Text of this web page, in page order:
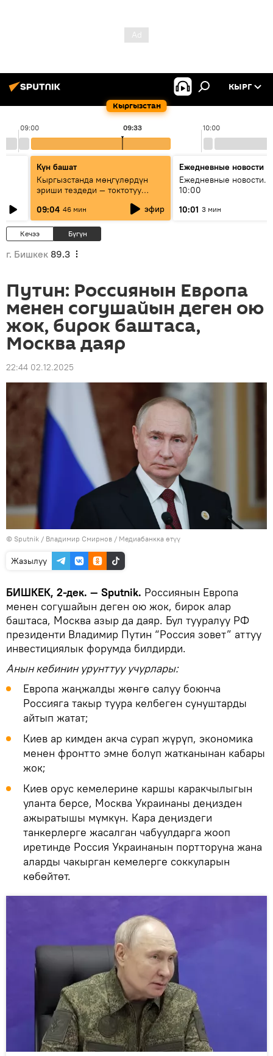
Кыргызстан
КЫРГ
09:00 10:00
09:33
Күн башат
Кыргызстанда мөңгүлөрдүн
эриши тездеди — токтотуу
09:04 46 мин эфир
Ежедневные новости
Ежедневные новости.
10:00
10:01 3 мин
Кечээ Бүгүн
г. Бишкек 89.3
Путин: Россиянын Европа
менен согушайын деген ою
жок, бирок баштаса,
Москва даяр
22:44 02.12.2025
© Sputnik / Владимир Смирнов / Медиабанкка өтүү
Жазылуу
БИШКЕК, 2-дек. — Sputnik. Россиянын Европа
менен согушайын деген ою жок, бирок алар
баштаса, Москва азыр да даяр. Бул тууралуу РФ
президенти Владимир Путин “Россия зовет” аттуу
инвестициялык форумда билдирди.
Анын кебинин урунттуу учурлары:
Европа жаңжалды жөнгө салуу боюнча
Россияга такыр туура келбеген сунуштарды
айтып жатат;
Киев ар кимден акча сурап жүрүп, экономика
менен фронтто эмне болуп жатканынан кабары
жок;
Киев орус кемелерине каршы каракчылыгын
уланта берсе, Москва Украинаны деңизден
ажыратышы мүмкүн. Кара деңиздеги
танкерлерге жасалган чабуулдарга жооп
иретинде Россия Украинанын портторуна жана
аларды чакырган кемелерге соккуларын
көбөйтөт.